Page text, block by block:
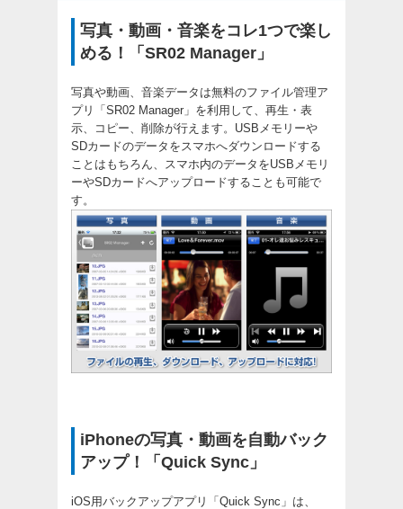
写真・動画・音楽をコレ1つで楽し
める！「SR02 Manager」
写真や動画、音楽データは無料のファイル管理ア
プリ「SR02 Manager」を利用して、再生・表
示、コピー、削除が行えます。USBメモリーや
SDカードのデータをスマホへダウンロードする
ことはもちろん、スマホ内のデータをUSBメモリ
ーやSDカードへアップロードすることも可能で
す。
iPhoneの写真・動画を自動バック
アップ！「Quick Sync」
iOS用バックアップアプリ「Quick Sync」は、